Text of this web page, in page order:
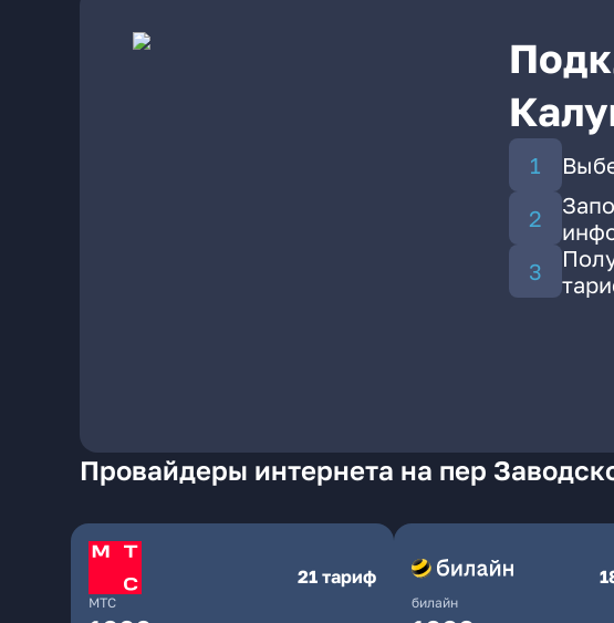
Провайдеры интернета на пер
МТС
21 тариф
билайн